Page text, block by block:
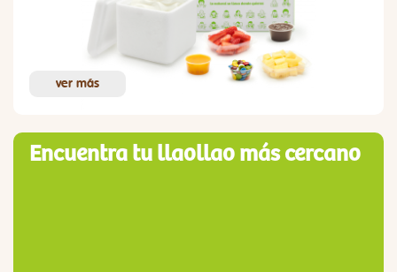
ver más
Encuentra tu llaollao más cercano